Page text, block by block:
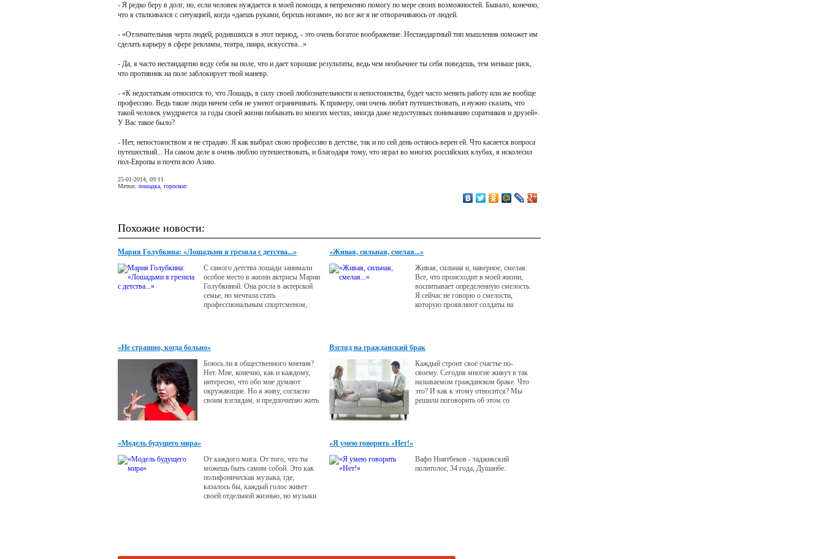
- Я редко беру в долг, но, если человек нуждается в моей помощи, я непременно помогу по мере своих возможностей. Бывало, конечно,
что я сталкивался с ситуацией, когда «даешь руками, берешь ногами», но все же я не отворачиваюсь от людей.
- «Отличительная черта людей, родившихся в этот период, - это очень богатое воображение. Нестандартный тип мышления поможет им
сделать карьеру в сфере рекламы, театра, пиара, искусства...»
- Да, я часто нестандартно веду себя на поле, что и дает хорошие результаты, ведь чем необычнее ты себя поведешь, тем меньше риск,
что противник на поле заблокирует твой маневр.
- «К недостаткам относится то, что Лошадь, в силу своей любознательности и непостоянства, будет часто менять работу или же вообще
профессию. Ведь такие люди ничем себя не умеют ограничивать. К примеру, они очень любят путешествовать, и нужно сказать, что
такой человек умудряется за годы своей жизни побывать во многих местах, иногда даже недоступных пониманию соратников и друзей».
У Вас такое было?
- Нет, непостоянством я не страдаю. Я как выбрал свою профессию в детстве, так и по сей день остаюсь верен ей. Что касается вопроса
путешествий... На самом деле я очень люблю путешествовать, и благодаря тому, что играл во многих российских клубах, я исколесил
пол-Европы и почти всю Азию.
25-01-2014, 09:11
Метки: лошадка гороскоп
Похожие новости:
Мария Голубкина: «Лошадьми я грезила с детства...»
С самого детства лошади занимали
особое место в жизни актрисы Марии
Голубкиной. Она росла в актерской
семье, но мечтала стать
профессиональным спортсменом,
конноспортивный клуб.
«Живая, сильная, смелая...»
Живая, сильная и, наверное, смелая.
Все, что происходит в моей жизни,
воспитывает определенную смелость.
Я сейчас не говорю о смелости,
которую проявляют солдаты на
сцену. Каждый человек, который
выходит к публике, делает смелый
«Не страшно, когда больно»
Боюсь ли я общественного мнения?
Нет. Мне, конечно, как и каждому,
интересно, что обо мне думают
окружающие. Но я живу, согласно
своим взглядам, и предпочитаю жить
Взгляд на гражданский брак
Каждый строит своё счастье по-
своему. Сегодня многие живут в так
называемом гражданском браке. Что
это? И как к этому относится? Мы
решили поговорить об этом со
«Модель будущего мира»
От каждого мига. От того, что ты
можешь быть самим собой. Это как
полифоническая музыка, где,
казалось бы, каждый голос живет
своей отдельной жизнью, но музыки
«Я умею говорить «Нет!»
Вафо Ниятбеков - таджикский
политолог, 34 года, Душанбе.